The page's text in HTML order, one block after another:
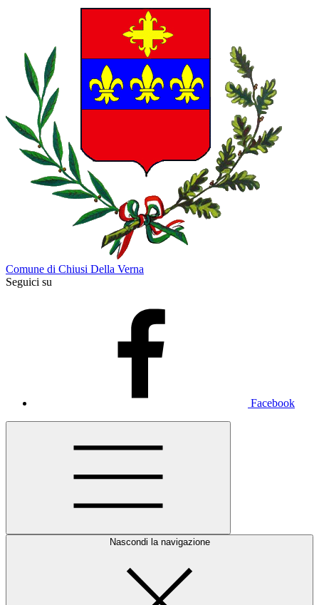
Comune di Chiusi Della Verna
Seguici su
Facebook
Nascondi la navigazione